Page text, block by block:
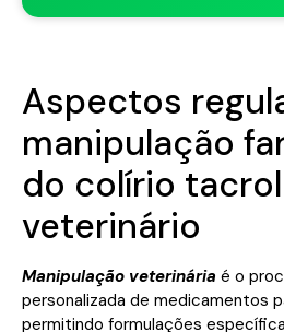
Aspectos
manipulação
do colírio
veterinário
Manipulação veterinária é o
personalizada de medicamentos
permitindo formulações